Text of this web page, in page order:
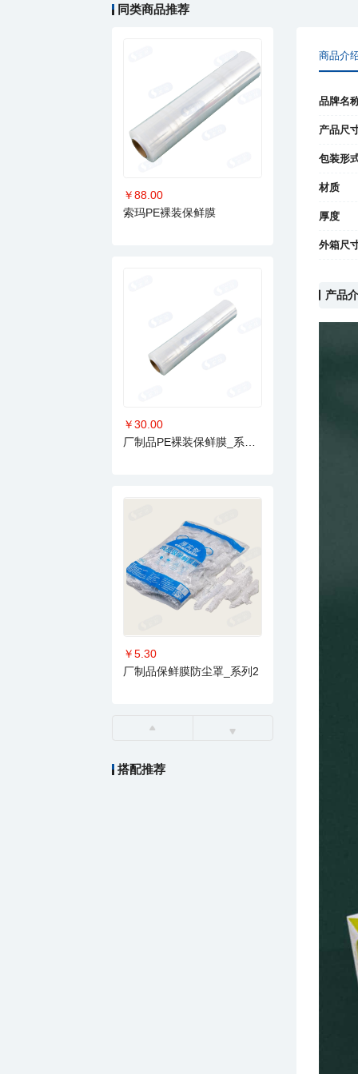
同类商品推荐
￥88.00
索玛PE裸装保鲜膜
￥30.00
厂制品PE裸装保鲜膜_系列4
￥5.30
厂制品保鲜膜防尘罩_系列2
搭配推荐
商品介
品牌名
产品尺
包装形
材质
厚度
外箱尺
产品